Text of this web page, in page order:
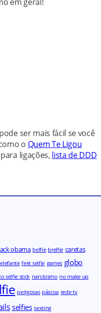
ser mais fácil se você
o Quem Te Ligou
ligações, lista de DDD
obama belfie brelfie caretas
elefante feet selfie games globo
selfie stick narcisismo no make up
perigosas páscoa rede tv
selfies sexting